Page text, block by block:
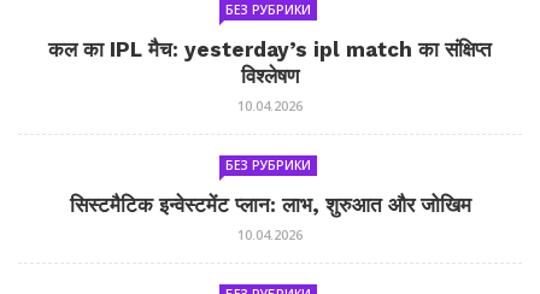
БЕЗ РУБРИКИ
कल का IPL मैच: yesterday’s ipl match का संक्षिप्त
विश्लेषण
10.04.2026
БЕЗ РУБРИКИ
सिस्टमैटिक इन्वेस्टमेंट प्लान: लाभ, शुरुआत और जोखिम
10.04.2026